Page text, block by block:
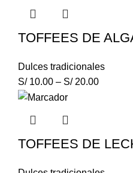
TOFFEES DE
Dulces tradicionales
S/10.00 – S/20.00
TOFFEES DE